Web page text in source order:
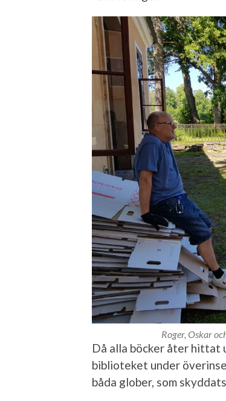
Roger, Oskar
Då alla böcker åter hittat
biblioteket under
båda glober, som